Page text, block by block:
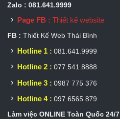
Zalo : 081.641.9999
Page FB : Thiết kế website
FB : Thiết Kế Web Thái Bình
Hotline 1 : 081.641.9999
Hotline 2 : 077.541.8888
Hotline 3 : 0987 775 376
Hotline 4 : 097 6565 879
Làm việc ONLINE Toàn Quốc 24/7